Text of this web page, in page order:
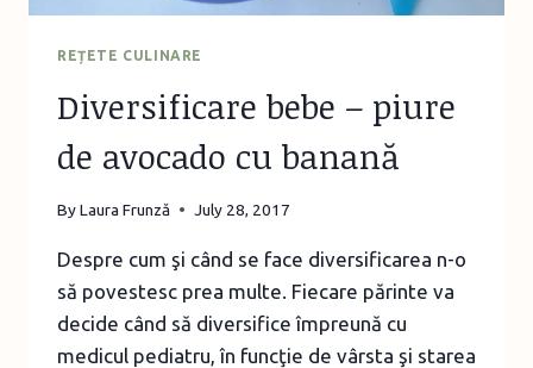
REȚETE CULINARE
Diversificare bebe – piure
de avocado cu banană
ByLaura Frunză July 28, 2017
Despre cum şi când se face diversificarea n-o
să povestesc prea multe. Fiecare părinte va
decide când să diversifice împreună cu
medicul pediatru, în funcţie de vârsta şi starea